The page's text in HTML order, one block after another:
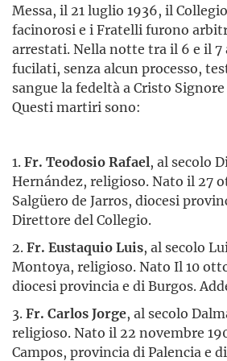
Messa, il 21 luglio 1936, il
facinorosi e i Fratelli furono
arrestati. Nella notte tra il 6 e il 7
fucilati, senza alcun processo,
sangue la fedeltà a Cristo Signore
Questi martiri sono:
1.Fr. Teodosio Rafael, al secolo
Hernández, religioso. Nato il 27
Salgüero de Jarros, diocesi
Direttore del Collegio.
2.Fr. Eustaquio Luis, al secolo
Montoya, religioso. Nato Il 10
diocesi provincia e di Burgos.
3.Fr. Carlos Jorge, al secolo
religioso. Nato il 22 novembre
Campos, provincia di Palencia e